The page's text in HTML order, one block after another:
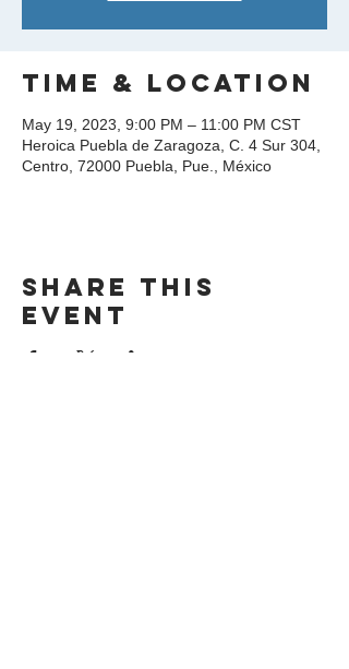
Time & Location
May 19, 2023, 9:00 PM – 11:00 PM CST
Heroica Puebla de Zaragoza, C. 4 Sur 304,
Centro, 72000 Puebla, Pue., México
Share this
event